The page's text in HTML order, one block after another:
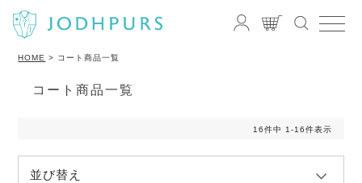
HOME コート商品一覧
コート商品一覧
並び替え
16件中 1 -16件表示